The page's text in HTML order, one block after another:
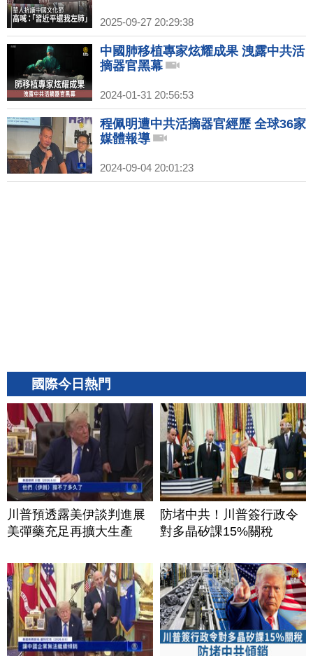
2025-09-27 20:29:38
中國肺移植專家炫耀成果 洩露中共活
摘器官黑幕
2024-01-31 20:56:53
程佩明遭中共活摘器官經歷 全球36家
媒體報導
2024-09-04 20:01:23
國際今日熱門
川普預透露美伊談判進展
美彈藥充足再擴大生產
防堵中共！川普簽行政令
對多晶矽課15%關稅